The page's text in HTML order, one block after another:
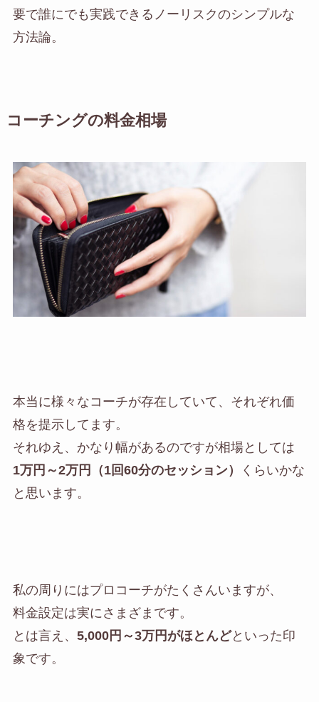
要で誰にでも実践できるノーリスクのシンプルな
方法論。
コーチングの料金相場
本当に様々なコーチが存在していて、それぞれ価
格を提示してます。
それゆえ、かなり幅があるのですが相場としては
1万円～2万円（1回60分のセッション）
くらいかな
と思います。
私の周りにはプロコーチがたくさんいますが、
料金設定は実にさまざまです。
とは言え、 5,000円～3万円がほとんどといった印
象です。